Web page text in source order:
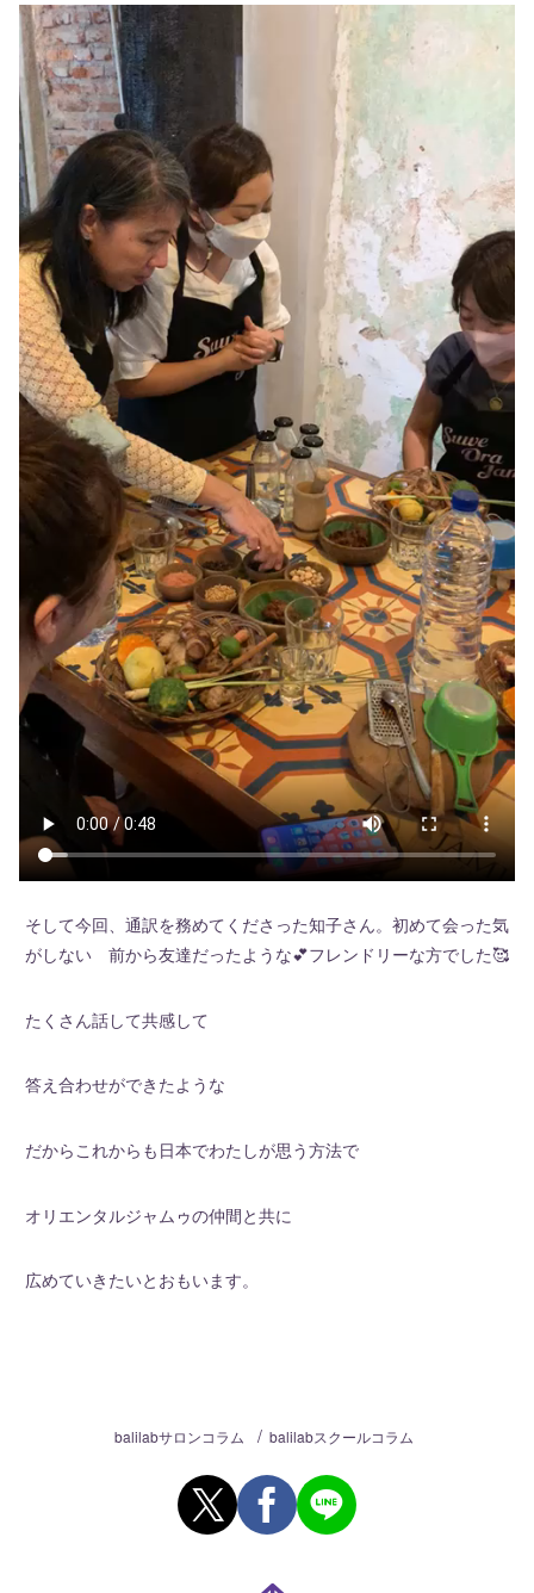
そして今回、通訳を務めてくださった知子さん。初めて会った気
がしない 前から友達だったような💕フレンドリーな方でした🥰
たくさん話して共感して
答え合わせができたような
だからこれからも日本でわたしが思う方法で
オリエンタルジャムゥの仲間と共に
広めていきたいとおもいます。
balilabサロンコラム / balilabスクールコラム